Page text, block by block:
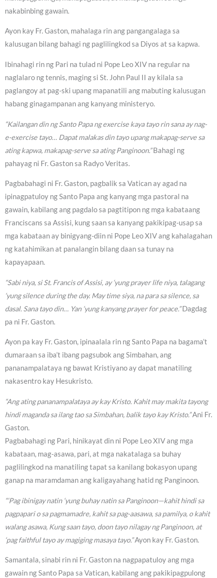
nakabinbing gawain.
Ayon kay Fr. Gaston, mahalaga rin ang pangangalaga sa
kalusugan bilang bahagi ng paglilingkod sa Diyos at sa kapwa.
Ibinahagi rin ng Pari na tulad ni Pope Leo XIV na regular na
naglalaro ng tennis, maging si St. John Paul II ay kilala sa
paglangoy at pag-ski upang mapanatili ang mabuting kalusugan
habang ginagampanan ang kanyang ministeryo.
“Kailangan din ng Santo Papa ng exercise kaya tayo rin sana ay nag-
e-exercise tayo… Dapat malakas din tayo upang makapag-serve sa
ating kapwa, makapag-serve sa ating Panginoon.”Bahagi ng
pahayag ni Fr. Gaston sa Radyo Veritas.
Pagbabahagi ni Fr. Gaston, pagbalik sa Vatican ay agad na
ipinagpatuloy ng Santo Papa ang kanyang mga pastoral na
gawain, kabilang ang pagdalo sa pagtitipon ng mga kabataang
Franciscans sa Assisi, kung saan sa kanyang pakikipag-usap sa
mga kabataan ay binigyang-diin ni Pope Leo XIV ang kahalagahan
ng katahimikan at panalangin bilang daan sa tunay na
kapayapaan.
“Sabi niya, si St. Francis of Assisi, ay ‘yung prayer life niya, talagang
‘yung silence during the day. May time siya, na para sa silence, sa
dasal. Sana tayo din… Yan ‘yung kanyang prayer for peace.”Dagdag
pa ni Fr. Gaston.
Ayon pa kay Fr. Gaston, ipinaalala rin ng Santo Papa na bagama’t
dumaraan sa iba’t ibang pagsubok ang Simbahan, ang
pananampalataya ng bawat Kristiyano ay dapat manatiling
nakasentro kay Hesukristo.
“Ang ating pananampalataya ay kay Kristo. Kahit may makita tayong
hindi maganda sa ilang tao sa Simbahan, balik tayo kay Kristo.”Ani Fr.
Gaston.
Pagbabahagi ng Pari, hinikayat din ni Pope Leo XIV ang mga
kabataan, mag-asawa, pari, at mga nakatalaga sa buhay
paglilingkod na manatiling tapat sa kanilang bokasyon upang
ganap na maramdaman ang kaligayahang hatid ng Panginoon.
“‘Pag ibinigay natin ‘yung buhay natin sa Panginoon—kahit hindi sa
pagpapari o sa pagmamadre, kahit sa pag-aasawa, sa pamilya, o kahit
walang asawa, Kung saan tayo, doon tayo nilagay ng Panginoon, at
‘pag faithful tayo ay magiging masaya tayo.”Ayon kay Fr. Gaston.
Samantala, sinabi rin ni Fr. Gaston na nagpapatuloy ang mga
gawain ng Santo Papa sa Vatican, kabilang ang pakikipagpulong